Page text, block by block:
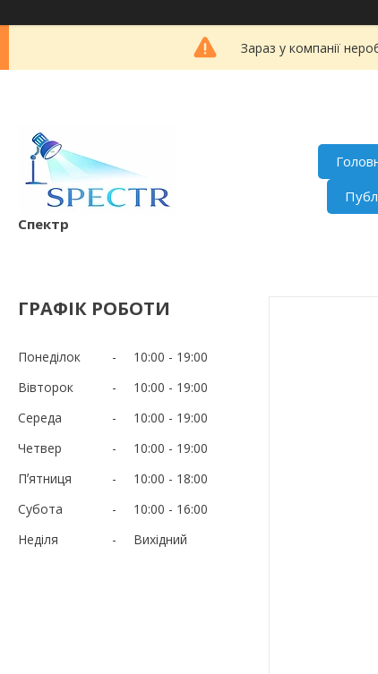
Зараз у компанії
Спектр
ГРАФІК РОБОТИ
Понеділок 10:00
19:00
Вівторок
10:00
19:00
Середа
10:00
19:00
Четвер
10:00
19:00
Пʼятниця
10:00
18:00
Субота
10:00
16:00
Неділя
Вихідний